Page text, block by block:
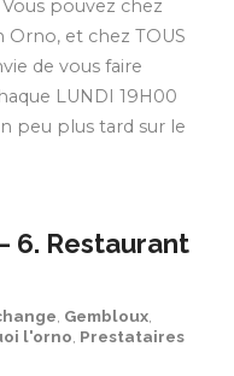
pouvez chez
Orno, et chez TOUS
de vous faire
LUNDI 19H00
peu plus tard sur le
6. Restaurant
Gembloux
l'orno Prestataires